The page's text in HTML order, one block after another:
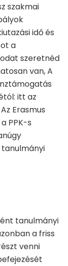
szakmai
idő és
a
szeretnéd
van, A
itt az
Erasmus
PPK-s
tanulmányi
a friss
venni